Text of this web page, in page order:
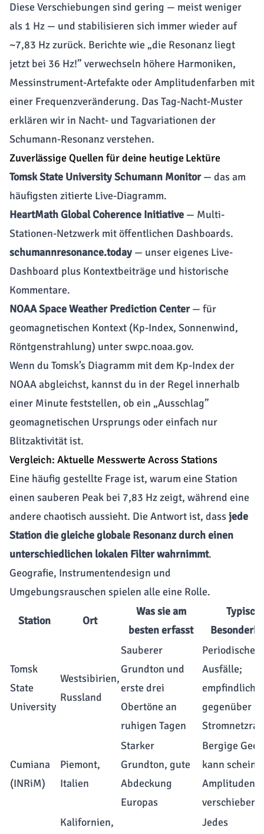
Diese Verschiebungen sind gering — meist weniger
als 1 Hz — und stabilisieren sich immer wieder auf
~7,83 Hz zurück. Berichte wie „die Resonanz liegt
jetzt bei 36 Hz!” verwechseln höhere Harmoniken,
Messinstrument-Artefakte oder Amplitudenfarben mit
einer Frequenzveränderung. Das Tag-Nacht-Muster
erklären wir in Nacht- und Tagvariationen der
Schumann-Resonanz verstehen.
Zuverlässige Quellen für deine heutige Lektüre
Tomsk State University Schumann Monitor— das am
häufigsten zitierte Live-Diagramm.
HeartMath Global Coherence Initiative — Multi-
Stationen-Netzwerk mit öffentlichen Dashboards.
schumannresonance.today — unser eigenes Live-
Dashboard plus Kontextbeiträge und historische
Kommentare.
NOAA Space Weather Prediction Center— für
geomagnetischen Kontext (Kp-Index, Sonnenwind,
Röntgenstrahlung) unterswpc.noaa.gov.
Wenn du Tomsk’s Diagramm mit dem Kp-Index der
NOAA abgleichst, kannst du in der Regel innerhalb
einer Minute feststellen, ob ein „Ausschlag”
geomagnetischen Ursprungs oder einfach nur
Blitzaktivität ist.
Vergleich: Aktuelle Messwerte Across Stations
Eine häufig gestellte Frage ist, warum eine Station
einen sauberen Peak bei 7,83 Hz zeigt, während eine
andere chaotisch aussieht. Die Antwort ist, dassjede
Station die gleiche globale Resonanz durch einen
unterschiedlichen lokalen Filter wahrnimmt.
Geografie, Instrumentendesign und
Umgebungsrauschen spielen alle eine Rolle.
Station Ort
Was sie am
besten erfasst
Tomsk
State
University
Westsibirien,
Russland
Sauberer
Grundton und
erste drei
Obertöne an
ruhigen Tagen
Periodische
Ausfälle;
empfindlich
gegenüber
Cumiana
(INRiM)
Piemont,
Italien
Starker
Grundton, gute
Abdeckung
Europas
Bergige
kann
verschieben
Kalifornien,
Jedes